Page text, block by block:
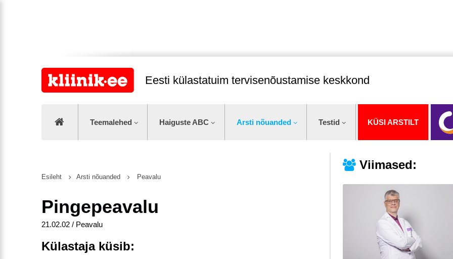
Eesti külastatuim tervisenõustamise keskkond
Teemalehed Haiguste ABC Arsti nõuanded Testid KÜSI ARSTILT
Viimased:
Esileht Arsti nõuanded Peavalu
Pingepeavalu
21.02.02 / Peavalu
Külastaja küsib: